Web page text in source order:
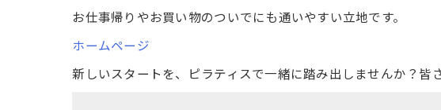
お仕事帰りやお買い物のついでにも通いやすい立地です。
ホームページ
新しいスタートを、ピラティスで一緒に踏み出しませんか？皆